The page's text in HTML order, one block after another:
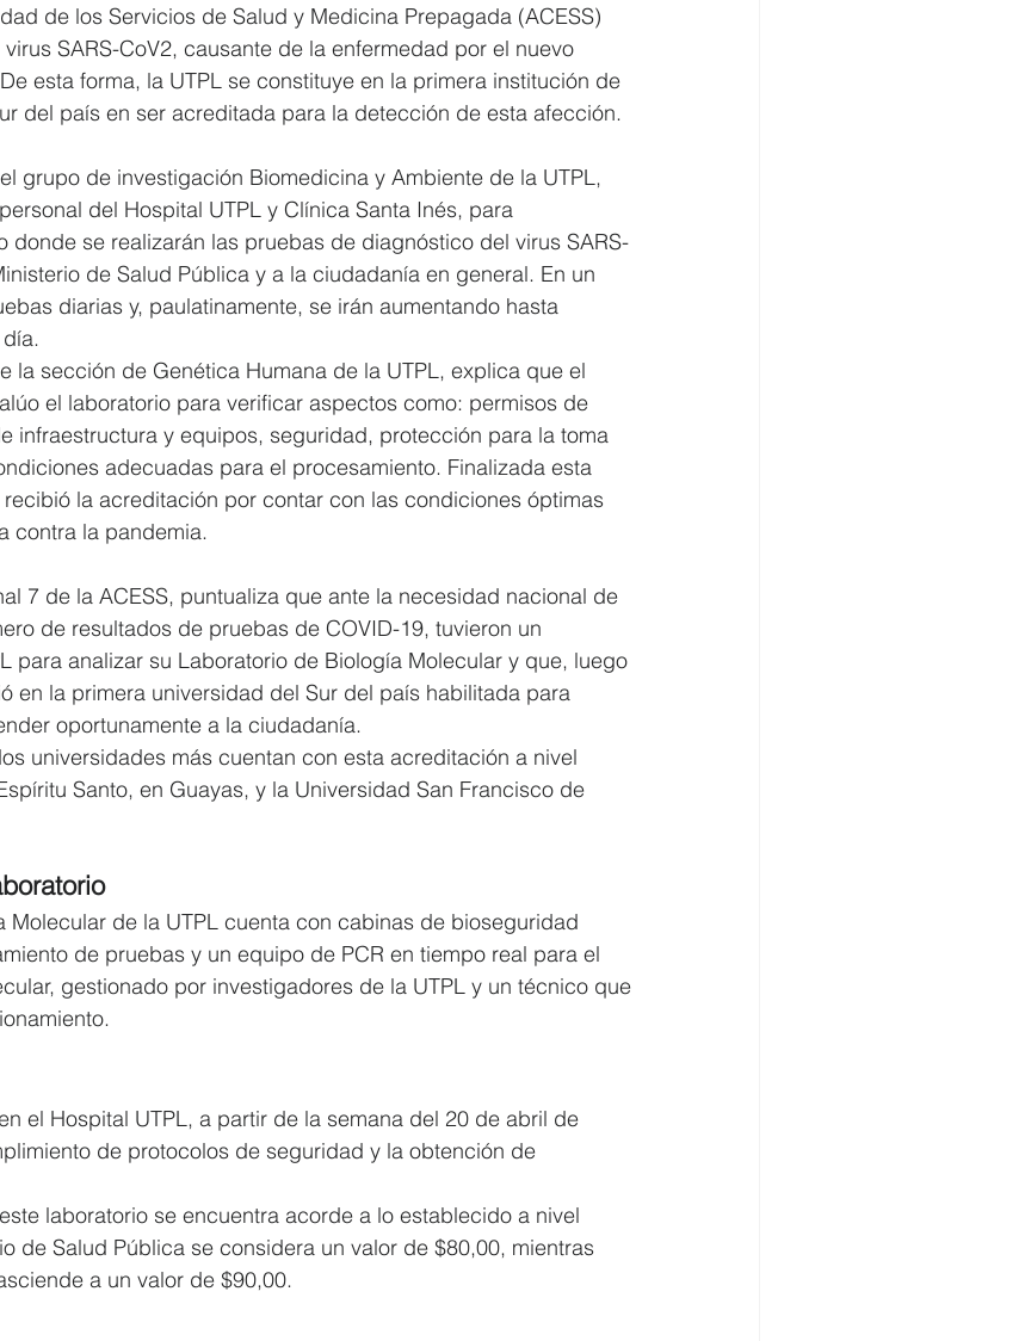
de los Servicios de Salud y Medicina Prepagada (ACESS)
SARS-CoV2, causante de la enfermedad por el nuevo
esta forma, la UTPL se constituye en la primera institución de
del país en ser acreditada para la detección de esta afección.
grupo de investigación Biomedicina y Ambiente de la UTPL,
del Hospital UTPL y Clínica Santa Inés, para
donde se realizarán las pruebas de diagnóstico del virus SARS-
de Salud Pública y a la ciudadanía en general. En un
diarias y, paulatinamente, se irán aumentando hasta
la sección de Genética Humana de la UTPL, explica que el
el laboratorio para verificar aspectos como: permisos de
infraestructura y equipos, seguridad, protección para la toma
adecuadas para el procesamiento. Finalizada esta
la acreditación por contar con las condiciones óptimas
contra la pandemia.
7 de la ACESS, puntualiza que ante la necesidad nacional de
de resultados de pruebas de COVID-19, tuvieron un
para analizar su Laboratorio de Biología Molecular y que, luego
en la primera universidad del Sur del país habilitada para
oportunamente a la ciudadanía.
universidades más cuentan con esta acreditación a nivel
Santo, en Guayas, y la Universidad San Francisco de
Molecular de la UTPL cuenta con cabinas de bioseguridad
de pruebas y un equipo de PCR en tiempo real para el
gestionado por investigadores de la UTPL y un técnico que
el Hospital UTPL, a partir de la semana del 20 de abril de
de protocolos de seguridad y la obtención de
laboratorio se encuentra acorde a lo establecido a nivel
de Salud Pública se considera un valor de $80,00, mientras
a un valor de $90,00.